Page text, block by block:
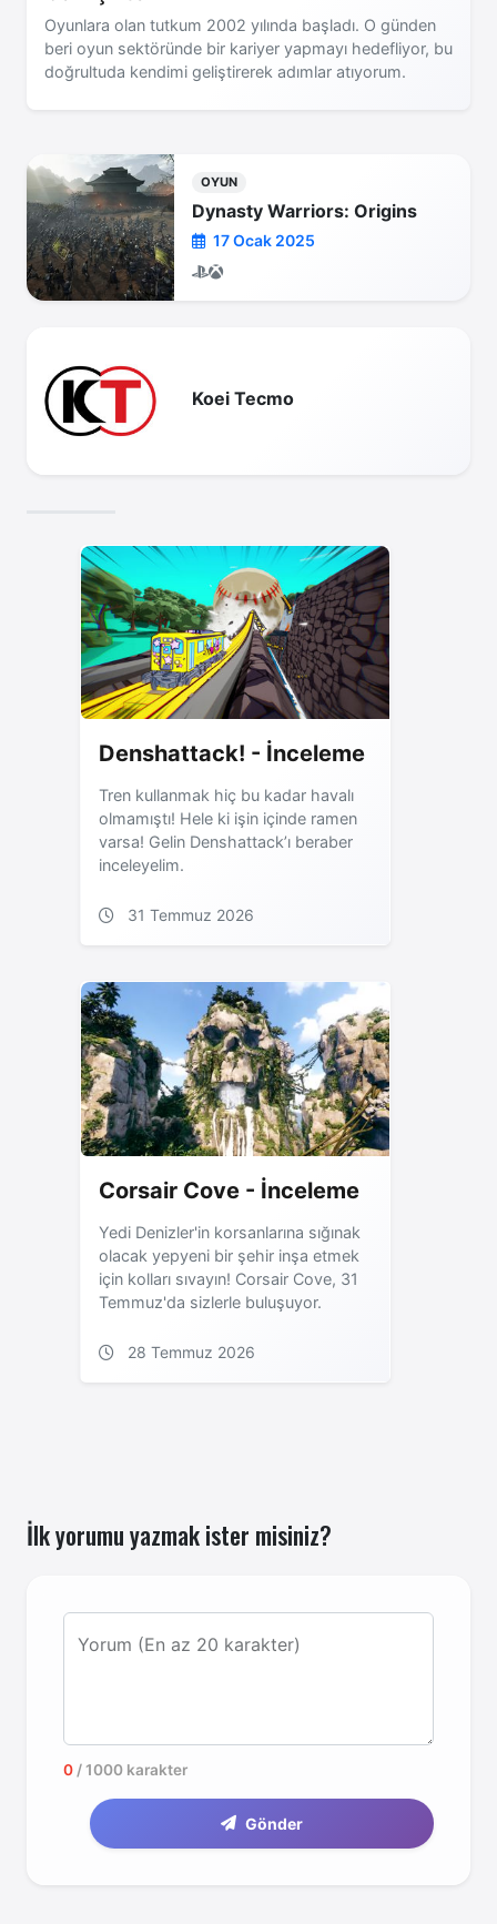
Oyunlara olan tutkum 2002 yılında başladı. O günden
beri oyun sektöründe bir kariyer yapmayı hedefliyor, bu
doğrultuda kendimi geliştirerek adımlar atıyorum.
OYUN
Dynasty Warriors: Origins
17 Ocak 2025
Koei Tecmo
Denshattack! - İnceleme
Tren kullanmak hiç bu kadar havalı
olmamıştı! Hele ki işin içinde ramen
varsa! Gelin Denshattack’ı beraber
inceleyelim.
31 Temmuz 2026
Corsair Cove - İnceleme
Yedi Denizler'in korsanlarına sığınak
olacak yepyeni bir şehir inşa etmek
için kolları sıvayın! Corsair Cove, 31
Temmuz'da sizlerle buluşuyor.
28 Temmuz 2026
İlk yorumu yazmak ister misiniz?
Yorum (En az 20 karakter)
0 / 1000 karakter
Gönder